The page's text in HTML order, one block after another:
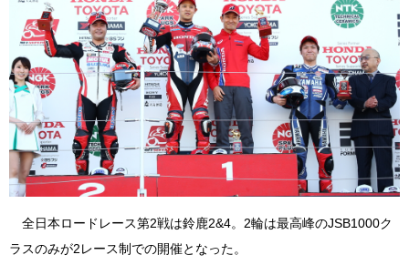
全日本ロードレース第2戦は鈴鹿2&4。2輪は最高峰のJSB1000ク
ラスのみが2レース制での開催となった。